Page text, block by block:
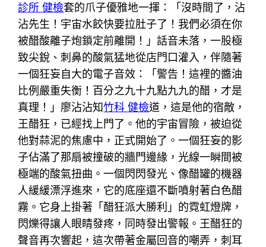
診所 健檢套的爪子優雅地一揮：「沒時間了，沾
沾先生！宇宙水餃快要拉肚子了！我們必須在你
被醋酸離子炮鎖定前離開！」話音未落，一股極
致尖銳、刺鼻的酸氣猛地從店門口灌入，伴隨著
一個狂妄自大的電子音效：「警告！這裡的醬油
比例嚴重失衡！百分之九十九點九九的醋，才是
真理！」廖沾沾知竹科 健檢道，這是他的宿敵，
王醋狂，已經找上門了。他的宇宙冒險，被迫從
他對蒜泥的焦慮中，正式開始了。一個狂妄的影
子佔滿了那扇被撞破的牆門邊緣，光線一瞬間被
極端的酸氣扭曲。一個閃閃發光、像醋罐的機器
人緩緩漂浮進來，它的底座還不斷噴射著白色醋
霧。它身上掛著「醋狂派大勝利」的霓虹燈牌，
閃爍得讓人眼睛發疼，同時發出警報。王醋狂的
聲音再次響起，這次帶著金屬回音的嘲弄，刺耳